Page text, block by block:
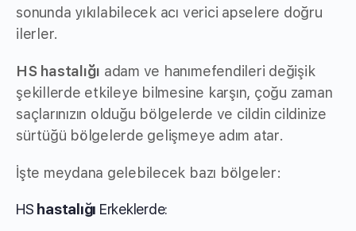
sonunda yıkılabilecek acı verici apselere doğru
ilerler.
HS hastalığı adam ve hanımefendileri değişik
şekillerde etkileye bilmesine karşın, çoğu zaman
saçlarınızın olduğu bölgelerde ve cildin cildinize
sürtüğü bölgelerde gelişmeye adım atar.
İşte meydana gelebilecek bazı bölgeler:
HS hastalığı Erkeklerde: